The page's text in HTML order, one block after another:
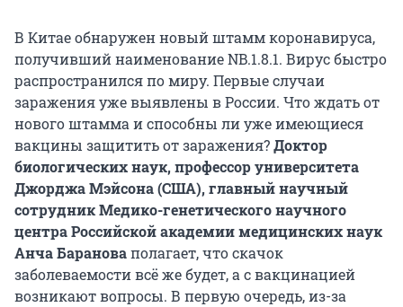
В Китае обнаружен новый штамм коронавируса,
получивший наименование NB.1.8.1. Вирус быстро
распространился по миру. Первые случаи
заражения уже выявлены в России. Что ждать от
нового штамма и способны ли уже имеющиеся
вакцины защитить от заражения?Доктор
биологических наук, профессор университета
Джорджа Мэйсона (США), главный научный
сотрудник Медико-генетического научного
центра Российской академии медицинских наук
Анча Барановаполагает, что скачок
заболеваемости всё же будет, а с вакцинацией
возникают вопросы. В первую очередь, из-за